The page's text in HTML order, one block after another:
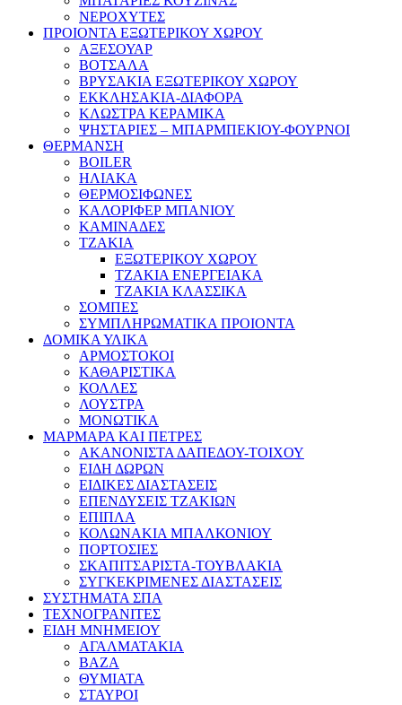
ΝΕΡΟΧΥΤΕΣ
ΠΡΟΙΟΝΤΑ ΕΞΩΤΕΡΙΚΟΥ ΧΩΡΟΥ
ΑΞΕΣΟΥΑΡ
ΒΟΤΣΑΛΑ
ΒΡΥΣΑΚΙΑ ΕΞΩΤΕΡΙΚΟΥ ΧΩΡΟΥ
ΕΚΚΛΗΣΑΚΙΑ-ΔΙΑΦΟΡΑ
ΚΛΩΣΤΡΑ ΚΕΡΑΜΙΚΑ
ΨΗΣΤΑΡΙΕΣ – ΜΠΑΡΜΠΕΚΙΟΥ-ΦΟΥΡΝΟΙ
ΘΕΡΜΑΝΣΗ
BOILER
ΗΛΙΑΚΑ
ΘΕΡΜΟΣΙΦΩΝΕΣ
ΚΑΛΟΡΙΦΕΡ ΜΠΑΝΙΟΥ
ΚΑΜΙΝΑΔΕΣ
ΤΖΑΚΙΑ
ΕΞΩΤΕΡΙΚΟΥ ΧΩΡΟΥ
ΤΖΑΚΙΑ ΕΝΕΡΓΕΙΑΚΑ
ΤΖΑΚΙΑ ΚΛΑΣΣΙΚΑ
ΣΟΜΠΕΣ
ΣΥΜΠΛΗΡΩΜΑΤΙΚΑ ΠΡΟΙΟΝΤΑ
ΔΟΜΙΚΑ ΥΛΙΚΑ
ΑΡΜΟΣΤΟΚΟΙ
ΚΑΘΑΡΙΣΤΙΚΑ
ΚΟΛΛΕΣ
ΛΟΥΣΤΡΑ
ΜΟΝΩΤΙΚΑ
ΜΑΡΜΑΡΑ ΚΑΙ ΠΕΤΡΕΣ
ΑΚΑΝΟΝΙΣΤΑ ΔΑΠΕΔΟΥ-ΤΟΙΧΟΥ
ΕΙΔΗ ΔΩΡΩΝ
ΕΙΔΙΚΕΣ ΔΙΑΣΤΑΣΕΙΣ
ΕΠΕΝΔΥΣΕΙΣ ΤΖΑΚΙΩΝ
ΕΠΙΠΛΑ
ΚΟΛΩΝΑΚΙΑ ΜΠΑΛΚΟΝΙΟΥ
ΠΟΡΤΟΣΙΕΣ
ΣΚΑΠΙΤΣΑΡΙΣΤΑ-ΤΟΥΒΛΑΚΙΑ
ΣΥΓΚΕΚΡΙΜΕΝΕΣ ΔΙΑΣΤΑΣΕΙΣ
ΣΥΣΤΗΜΑΤΑ ΣΠΑ
ΤΕΧΝΟΓΡΑΝΙΤΕΣ
ΕΙΔΗ ΜΝΗΜΕΙΟΥ
ΑΓΑΛΜΑΤΑΚΙΑ
ΒΑΖΑ
ΘΥΜΙΑΤΑ
ΣΤΑΥΡΟΙ